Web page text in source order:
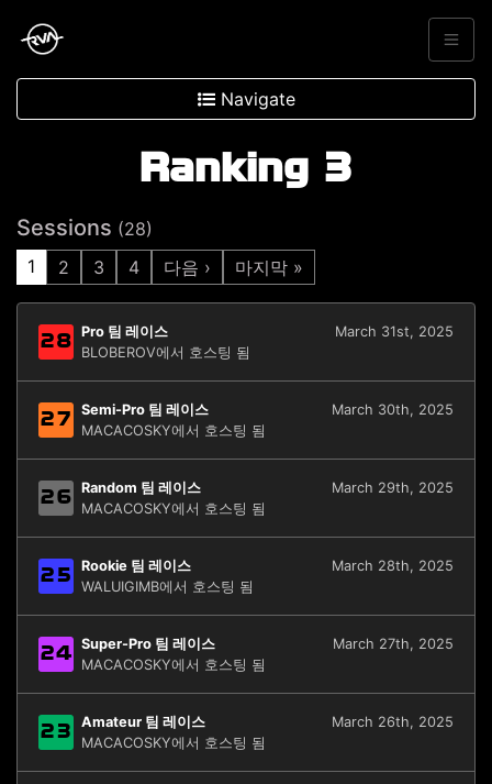
Navigate
Ranking 3
Sessions (28)
1
2 3 4 다음 › 마지막 »
28 Pro 팀 레이스
March 31st, 2025
BLOBEROV에서 호스팅 됨
27 Semi-Pro 팀 레이스
March 30th, 2025
MACACOSKY에서 호스팅 됨
26 Random 팀 레이스
March 29th, 2025
MACACOSKY에서 호스팅 됨
25 Rookie 팀 레이스
March 28th, 2025
WALUIGIMB에서 호스팅 됨
24 Super-Pro 팀 레이스
March 27th, 2025
MACACOSKY에서 호스팅 됨
23 Amateur 팀 레이스
March 26th, 2025
MACACOSKY에서 호스팅 됨